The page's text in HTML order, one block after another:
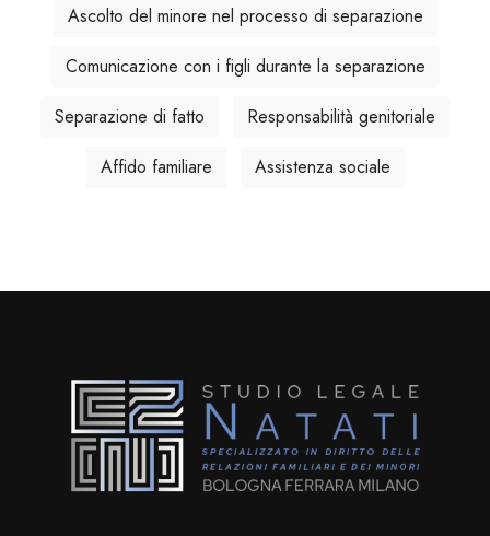
Ascolto del minore nel processo di separazione
Comunicazione con i figli durante la separazione
Separazione di fatto
Responsabilità genitoriale
Affido familiare
Assistenza sociale